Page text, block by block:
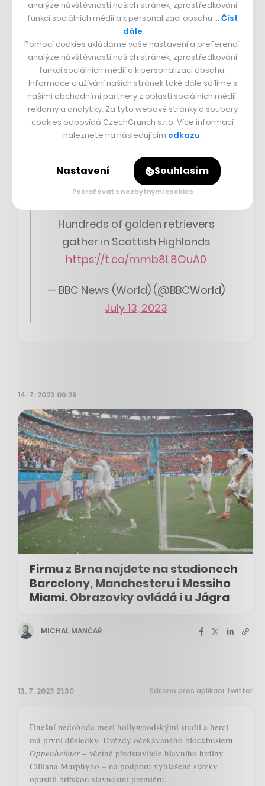
Paulie Garand – Rakouský
trest za rychlost – Brněnské
Bary a AI
Odebírat Reality Check
14. 7. 2023 06:42
Ve Skotsku se sešly stovky zlatých retrívrů a jejich
páníčků a paniček – oblíbené psí plemeno totiž slaví 155
let od narození svého vůbec prvního zástupce.
Hundreds of golden retrievers
gather in Scottish Highlands
https://t.co/mmb8L8OuA0
— BBC News (World) (@BBCWorld)
July 13, 2023
14. 7. 2023 06:29
Firmu z Brna najdete na stadionech
Barcelony, Manchesteru i Messiho
Miami. Obrazovky ovládá i u Jágra
MICHAL MANČAŘ
13. 7. 2023 21:30 Sdíleno přes aplikaci Twitter
Dnešní nedohoda mezi hollywoodskými studii a herci
má první důsledky. Hvězdy očekávaného blockbusteru
Oppenheimer – včetně představitele hlavního hrdiny
Cilliana Murphyho – na podporu vyhlášené stávky
opustili britskou slavnostní premiéru.
analýze návštěvnosti našich stránek, zprostředkování
funkcí sociálních médií a k personalizaci obsahu … Číst
dále
Pomocí cookies ukládáme vaše nastavení a preferencí,
analýze návštěvnosti našich stránek, zprostředkování
funkcí sociálních médií a k personalizaci obsahu.
Informace o užívání našich stránek také dále sdílíme s
našimi obchodními partnery z oblasti sociálních médií,
reklamy a analytiky. Za tyto webové stránky a soubory
cookies odpovídá CzechCrunch s.r.o. Více informací
naleznete na následujícím odkazu.
Nastavení Souhlasím
Pokračovat s nezbytnými cookies